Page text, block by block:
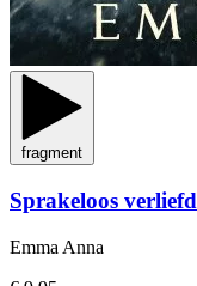
fragment
Sprakeloos verliefd
Emma Anna